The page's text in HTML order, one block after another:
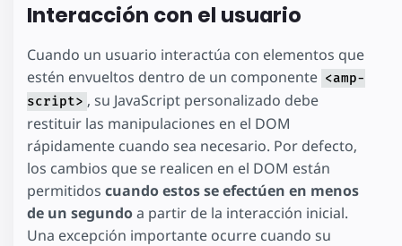
Interacción con el usuario
Cuando un usuario interactúa con elementos que
estén envueltos dentro de un componente <amp-
script> , su JavaScript personalizado debe
restituir las manipulaciones en el DOM
rápidamente cuando sea necesario. Por defecto,
los cambios que se realicen en el DOM están
permitidos cuando estos se efectúen en menos
de un segundoa partir de la interacción inicial.
Una excepción importante ocurre cuando su